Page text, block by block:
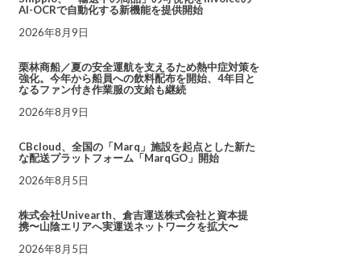
AI-OCRで自動化する新機能を提供開始
2026年8月9日
栗林商船／夏の安全運航を支えるため熱中症対策を
強化。今年から船員への飲料配布を開始、4年目と
なるファン付き作業服の支給も継続
2026年8月9日
CBcloud、全国の「Marq」施設を起点とした新た
な配送プラットフォーム「MarqGO」開始
2026年8月5日
株式会社Univearth、倉吉運送株式会社と資本提
携〜山陰エリアへ実運送ネットワークを拡大〜
2026年8月5日